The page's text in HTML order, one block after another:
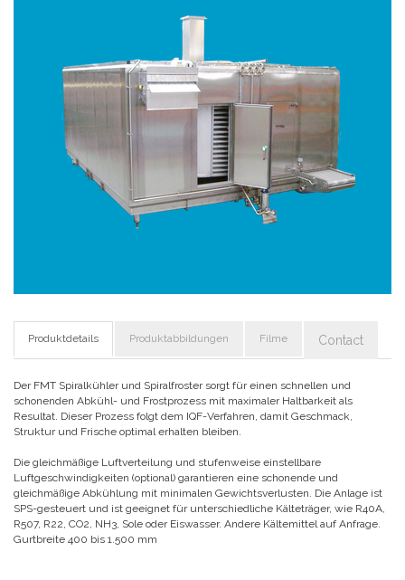
Produktdetails Produktabbildungen Filme Contact
Der FMT Spiralkühler und Spiralfroster sorgt für einen schnellen und
schonenden Abkühl- und Frostprozess mit maximaler Haltbarkeit als
Resultat. Dieser Prozess folgt dem IQF-Verfahren, damit Geschmack,
Struktur und Frische optimal erhalten bleiben.
Die gleichmäßige Luftverteilung und stufenweise einstellbare
Luftgeschwindigkeiten (optional) garantieren eine schonende und
gleichmäßige Abkühlung mit minimalen Gewichtsverlusten. Die Anlage ist
SPS-gesteuert und ist geeignet für unterschiedliche Kälteträger, wie R40A,
R507, R22, CO2, NH3, Sole oder Eiswasser. Andere Kältemittel auf Anfrage.
Gurtbreite 400 bis 1.500 mm